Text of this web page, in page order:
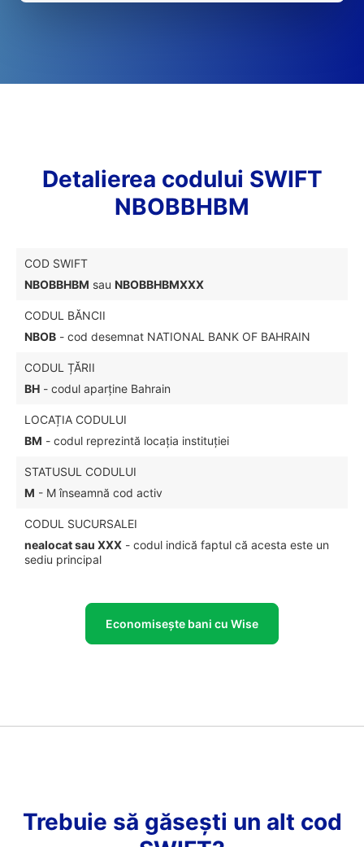
Detalierea codului SWIFT
NBOBBHBM
COD SWIFT
NBOBBHBM sau NBOBBHBMXXX
CODUL BĂNCII
NBOB - cod desemnat NATIONAL BANK OF BAHRAIN
CODUL ȚĂRII
BH - codul aparține Bahrain
LOCAȚIA CODULUI
BM - codul reprezintă locația instituției
STATUSUL CODULUI
M - M înseamnă cod activ
CODUL SUCURSALEI
nealocat sau XXX - codul indică faptul că acesta este un
sediu principal
Economisește bani cu Wise
Trebuie să găsești un alt cod